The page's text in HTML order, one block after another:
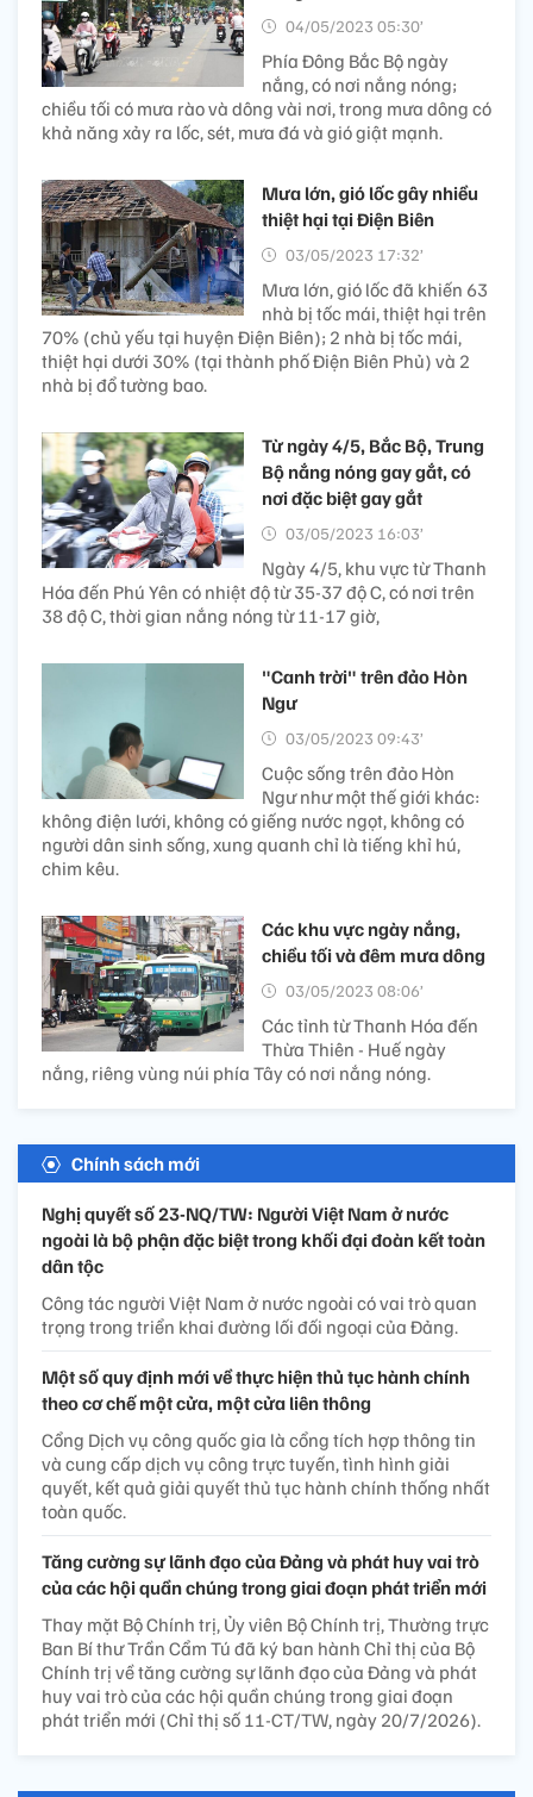
04/05/2023 05:30’
Phía Đông Bắc Bộ ngày
nắng, có nơi nắng nóng;
chiều tối có mưa rào và dông vài nơi, trong mưa dông có
khả năng xảy ra lốc, sét, mưa đá và gió giật mạnh.
Mưa lớn, gió lốc gây nhiều
thiệt hại tại Điện Biên
03/05/2023 17:32’
Mưa lớn, gió lốc đã khiến 63
nhà bị tốc mái, thiệt hại trên
70% (chủ yếu tại huyện Điện Biên); 2 nhà bị tốc mái,
thiệt hại dưới 30% (tại thành phố Điện Biên Phủ) và 2
nhà bị đổ tường bao.
Từ ngày 4/5, Bắc Bộ, Trung
Bộ nắng nóng gay gắt, có
nơi đặc biệt gay gắt
03/05/2023 16:03’
Ngày 4/5, khu vực từ Thanh
Hóa đến Phú Yên có nhiệt độ từ 35-37 độ C, có nơi trên
38 độ C, thời gian nắng nóng từ 11-17 giờ,
"Canh trời" trên đảo Hòn
Ngư
03/05/2023 09:43’
Cuộc sống trên đảo Hòn
Ngư như một thế giới khác:
không điện lưới, không có giếng nước ngọt, không có
người dân sinh sống, xung quanh chỉ là tiếng khỉ hú,
chim kêu.
Các khu vực ngày nắng,
chiều tối và đêm mưa dông
03/05/2023 08:06’
Các tỉnh từ Thanh Hóa đến
Thừa Thiên - Huế ngày
nắng, riêng vùng núi phía Tây có nơi nắng nóng.
Chính sách mới
Nghị quyết số 23-NQ/TW: Người Việt Nam ở nước
ngoài là bộ phận đặc biệt trong khối đại đoàn kết toàn
dân tộc
Công tác người Việt Nam ở nước ngoài có vai trò quan
trọng trong triển khai đường lối đối ngoại của Đảng.
Một số quy định mới về thực hiện thủ tục hành chính
theo cơ chế một cửa, một cửa liên thông
Cổng Dịch vụ công quốc gia là cổng tích hợp thông tin
và cung cấp dịch vụ công trực tuyến, tình hình giải
quyết, kết quả giải quyết thủ tục hành chính thống nhất
toàn quốc.
Tăng cường sự lãnh đạo của Đảng và phát huy vai trò
của các hội quần chúng trong giai đoạn phát triển mới
Thay mặt Bộ Chính trị, Ủy viên Bộ Chính trị, Thường trực
Ban Bí thư Trần Cẩm Tú đã ký ban hành Chỉ thị của Bộ
Chính trị về tăng cường sự lãnh đạo của Đảng và phát
huy vai trò của các hội quần chúng trong giai đoạn
phát triển mới (Chỉ thị số 11-CT/TW, ngày 20/7/2026).